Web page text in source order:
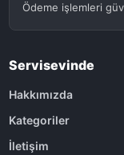
Ödeme işlemleri
Servisevinde
Hakkımızda
Kategoriler
İletişim